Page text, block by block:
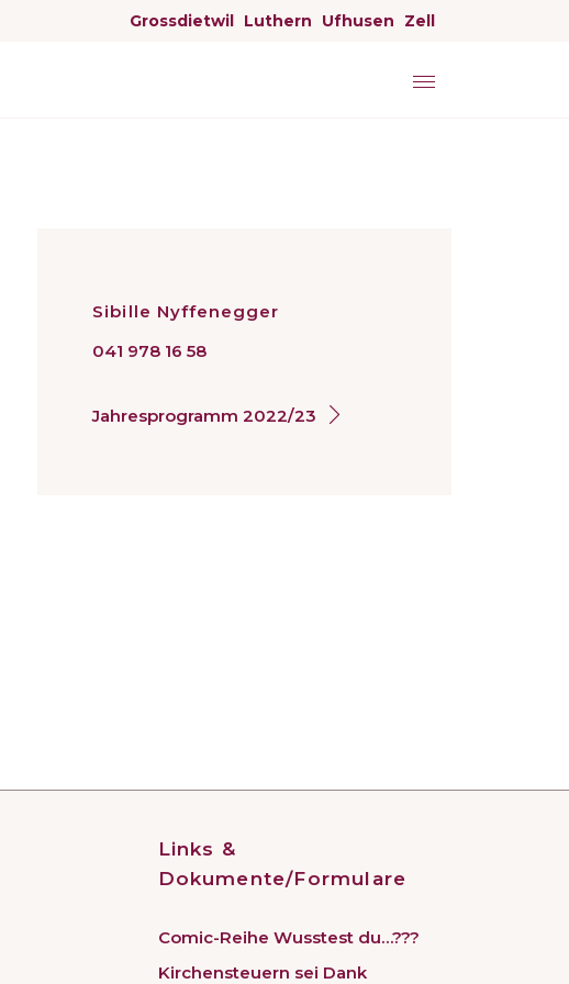
Grossdietwil Luthern Ufhusen Zell
Sibille Nyffenegger
041 978 16 58
Jahresprogramm 2022/23
Links &
Dokumente/Formulare
Comic-Reihe Wusstest du…???
Kirchensteuern sei Dank